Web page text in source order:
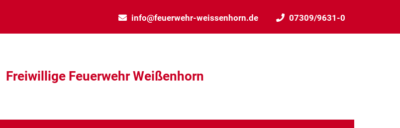
info@feuerwehr-weissenhorn.de 07309/9631-0
Freiwillige Feuerwehr Weißenhorn